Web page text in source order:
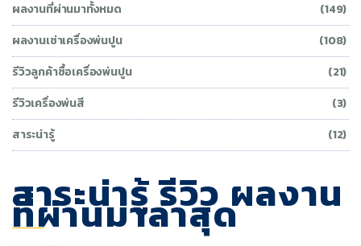
ผลงานที่ผ่านมาทั้งหมด
(149)
ผลงานเช่าเครื่องพ่นปูน
(108)
รีวิวลูกค้าซื้อเครื่องพ่นปูน
(21)
รีวิวเครื่องพ่นสี
(3)
สาระน่ารู้
(12)
สาระน่ารู้ รีวิว ผลงาน
ที่ผ่านมาล่าสุด